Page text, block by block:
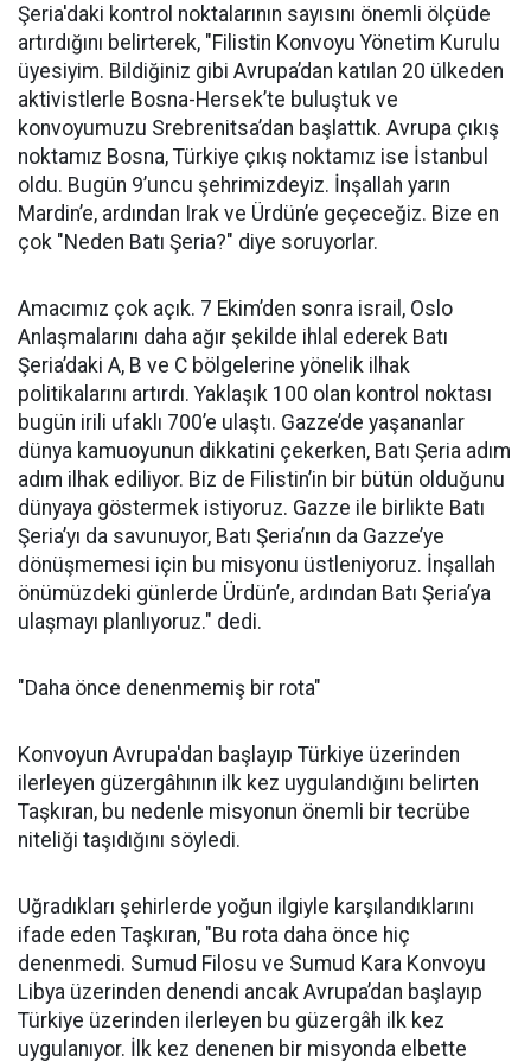
Şeria'daki kontrol noktalarının sayısını önemli ölçüde
artırdığını belirterek, "Filistin Konvoyu Yönetim Kurulu
üyesiyim. Bildiğiniz gibi Avrupa’dan katılan 20 ülkeden
aktivistlerle Bosna-Hersek’te buluştuk ve
konvoyumuzu Srebrenitsa’dan başlattık. Avrupa çıkış
noktamız Bosna, Türkiye çıkış noktamız ise İstanbul
oldu. Bugün 9’uncu şehrimizdeyiz. İnşallah yarın
Mardin’e, ardından Irak ve Ürdün’e geçeceğiz. Bize en
çok "Neden Batı Şeria?" diye soruyorlar.
Amacımız çok açık. 7 Ekim’den sonra israil, Oslo
Anlaşmalarını daha ağır şekilde ihlal ederek Batı
Şeria’daki A, B ve C bölgelerine yönelik ilhak
politikalarını artırdı. Yaklaşık 100 olan kontrol noktası
bugün irili ufaklı 700’e ulaştı. Gazze’de yaşananlar
dünya kamuoyunun dikkatini çekerken, Batı Şeria adım
adım ilhak ediliyor. Biz de Filistin’in bir bütün olduğunu
dünyaya göstermek istiyoruz. Gazze ile birlikte Batı
Şeria’yı da savunuyor, Batı Şeria’nın da Gazze’ye
dönüşmemesi için bu misyonu üstleniyoruz. İnşallah
önümüzdeki günlerde Ürdün’e, ardından Batı Şeria’ya
ulaşmayı planlıyoruz." dedi.
"Daha önce denenmemiş bir rota"
Konvoyun Avrupa'dan başlayıp Türkiye üzerinden
ilerleyen güzergâhının ilk kez uygulandığını belirten
Taşkıran, bu nedenle misyonun önemli bir tecrübe
niteliği taşıdığını söyledi.
Uğradıkları şehirlerde yoğun ilgiyle karşılandıklarını
ifade eden Taşkıran, "Bu rota daha önce hiç
denenmedi. Sumud Filosu ve Sumud Kara Konvoyu
Libya üzerinden denendi ancak Avrupa’dan başlayıp
Türkiye üzerinden ilerleyen bu güzergâh ilk kez
uygulanıyor. İlk kez denenen bir misyonda elbette